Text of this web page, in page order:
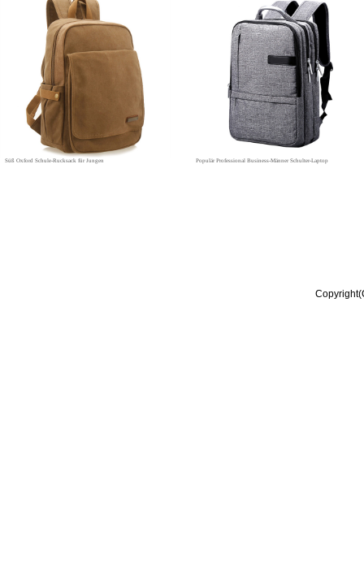
Süß Oxford Schule-Rucksack für Jungen Populär Professional Business-Männer Schulter-Laptop